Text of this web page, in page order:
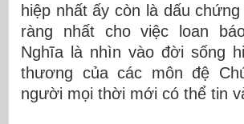
hiệp nhấtấy còn là dấu chứng
ràng nhất cho việc loan bá
Nghĩa l à nhìn vào đời sống hi
thương của các mônđệ Ch
người mọi thời mới có thể tin v